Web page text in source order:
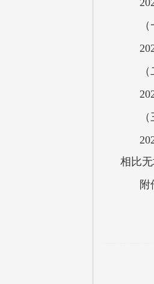
相比
附